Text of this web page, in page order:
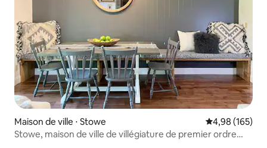
Maison de ville ⋅ Stowe Évaluation
4,98 (165)
Stowe, maison de ville de villégiature de premier ordre